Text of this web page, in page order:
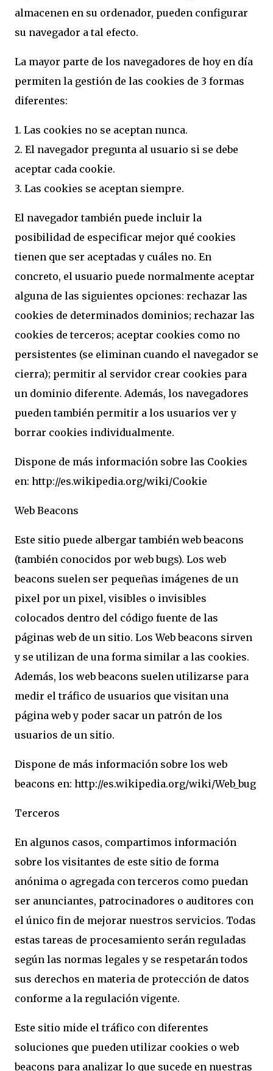
almacenen en su ordenador, pueden configurar
su navegador a tal efecto.
La mayor parte de los navegadores de hoy en día
permiten la gestión de las cookies de 3 formas
diferentes:
1. Las cookies no se aceptan nunca.
2. El navegador pregunta al usuario si se debe
aceptar cada cookie.
3. Las cookies se aceptan siempre.
El navegador también puede incluir la
posibilidad de especificar mejor qué cookies
tienen que ser aceptadas y cuáles no. En
concreto, el usuario puede normalmente aceptar
alguna de las siguientes opciones: rechazar las
cookies de determinados dominios; rechazar las
cookies de terceros; aceptar cookies como no
persistentes (se eliminan cuando el navegador se
cierra); permitir al servidor crear cookies para
un dominio diferente. Además, los navegadores
pueden también permitir a los usuarios ver y
borrar cookies individualmente.
Dispone de más información sobre las Cookies
en: http://es.wikipedia.org/wiki/Cookie
Web Beacons
Este sitio puede albergar también web beacons
(también conocidos por web bugs). Los web
beacons suelen ser pequeñas imágenes de un
pixel por un pixel, visibles o invisibles
colocados dentro del código fuente de las
páginas web de un sitio. Los Web beacons sirven
y se utilizan de una forma similar a las cookies.
Además, los web beacons suelen utilizarse para
medir el tráfico de usuarios que visitan una
página web y poder sacar un patrón de los
usuarios de un sitio.
Dispone de más información sobre los web
beacons en: http://es.wikipedia.org/wiki/Web_bug
Terceros
En algunos casos, compartimos información
sobre los visitantes de este sitio de forma
anónima o agregada con terceros como puedan
ser anunciantes, patrocinadores o auditores con
el único fin de mejorar nuestros servicios. Todas
estas tareas de procesamiento serán reguladas
según las normas legales y se respetarán todos
sus derechos en materia de protección de datos
conforme a la regulación vigente.
Este sitio mide el tráfico con diferentes
soluciones que pueden utilizar cookies o web
beacons para analizar lo que sucede en nuestras